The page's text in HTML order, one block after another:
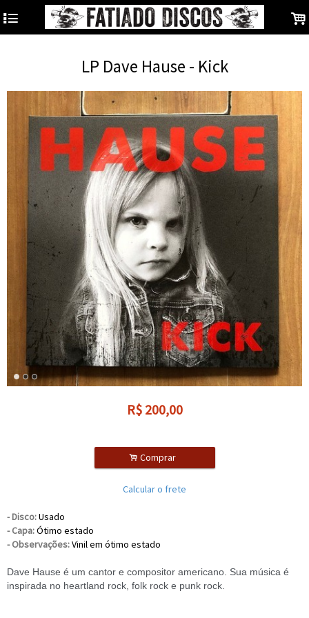
4 .
LP Dave Hause - Kick
R$ 200,00
. Comprar
Calcular o frete
-Disco:Usado
- Capa:Ótimo estado
- Observações:Vinil em ótimo estado
Dave Hause é um cantor e compositor americano. Sua música é
inspirada no heartland rock, folk rock e punk rock.